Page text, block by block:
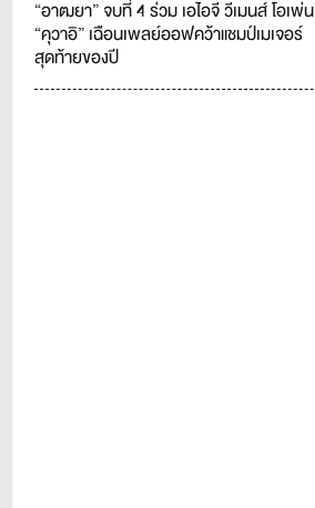
“อาฒยา” จบที่ 4 ร่วม เอไอจี วีเมนส์ โอเพ่น
“คุวาอิ” เฉือนเพลย์ออฟคว้าแชมป์เมเจอร์
สุดท้ายของปี